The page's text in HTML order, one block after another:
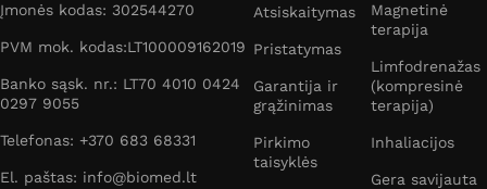
Įmonės kodas: 302544270
PVM mok. kodas:LT100009162019
Banko sąsk. nr.: LT70 4010 0424
0297 9055
Telefonas: +370 683 68331
El. paštas: info@biomed.lt
Atsiskaitymas
Pristatymas
Garantija ir
grąžinimas
Pirkimo
taisyklės
Magnetinė
terapija
Limfodrenažas
(kompresinė
terapija)
Inhaliacijos
Gera savijauta